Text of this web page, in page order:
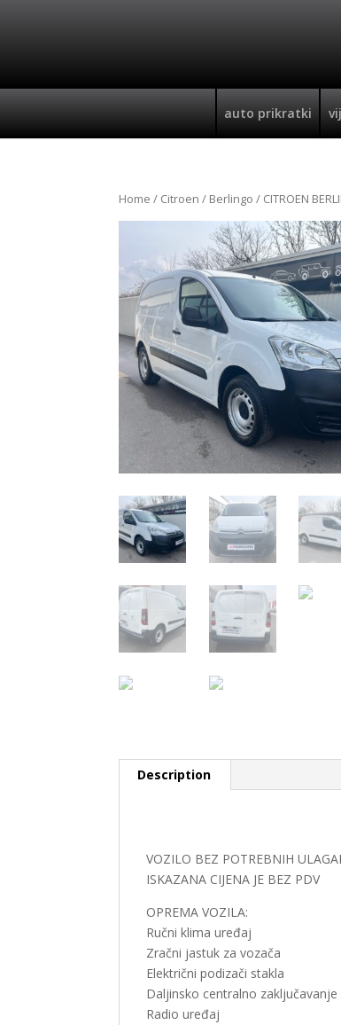
auto prikratki
Home / Citroen / Berlingo / CITROEN
Description
VOZILO BEZ POTREBNIH
ISKAZANA CIJENA JE BEZ PDV
OPREMA VOZILA:
Ručni klima uređaj
Zračni jastuk za vozača
Električni podizači stakla
Daljinsko centralno zaključavanje
Radio uređaj